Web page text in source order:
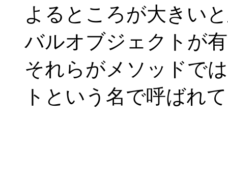
よるところが大きい
バルオブジェクトが
それらがメソッドで
トという名で呼ばれ